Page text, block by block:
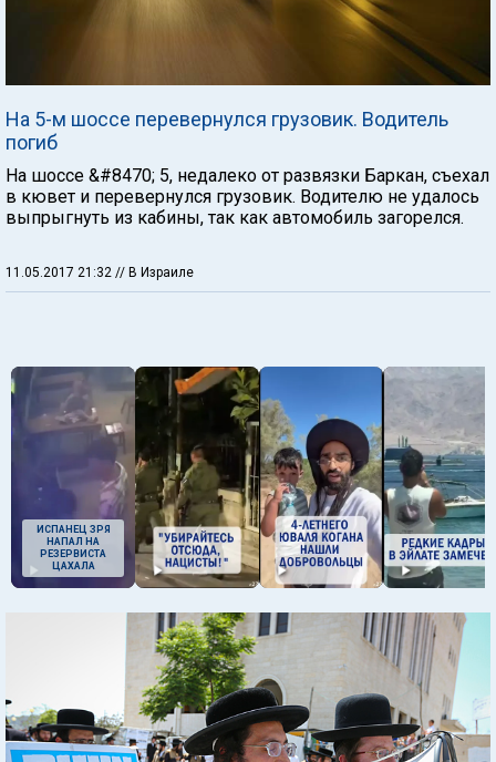
На 5-м шоссе перевернулся грузовик. Водитель
погиб
На шоссе &#8470; 5, недалеко от развязки Баркан, съехал
в кювет и перевернулся грузовик. Водителю не удалось
выпрыгнуть из кабины, так как автомобиль загорелся.
11.05.2017 21:32 // В Израиле
ИСПАНЕЦ ЗРЯ
НАПАЛ НА
РЕЗЕРВИСТА
ЦАХАЛА